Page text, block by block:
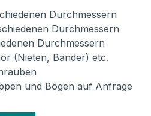
Durchmessern
Durchmessern
Durchmessern
(Nieten, Bänder) etc.
und Bögen auf Anfrage